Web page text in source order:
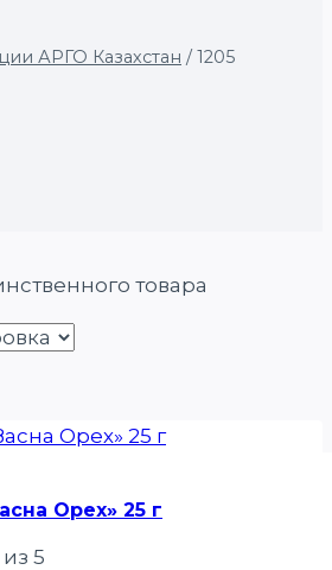
АРГО Казахстан / 1205
товара
Орех» 25 г
из 5